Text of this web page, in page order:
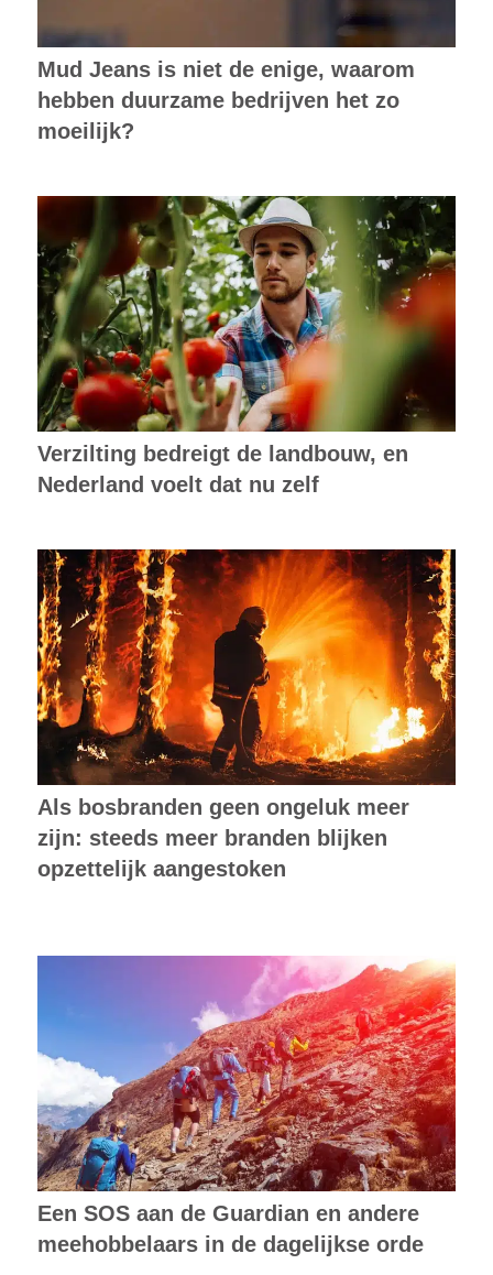
Mud Jeans is niet de enige, waarom
hebben duurzame bedrijven het zo
moeilijk?
Verzilting bedreigt de landbouw, en
Nederland voelt dat nu zelf
Als bosbranden geen ongeluk meer
zijn: steeds meer branden blijken
opzettelijk aangestoken
Een SOS aan de Guardian en andere
meehobbelaars in de dagelijkse orde